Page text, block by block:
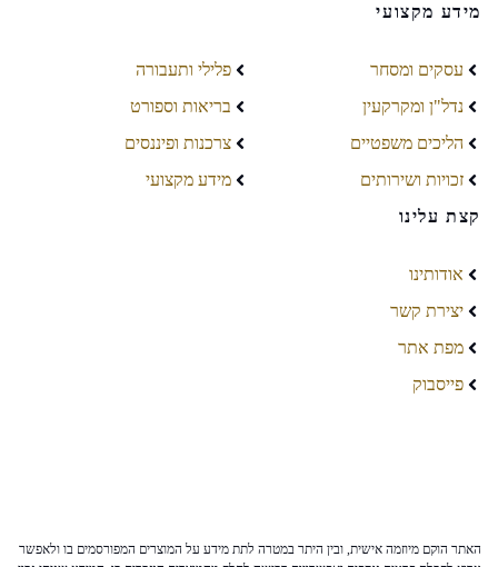
מידע מקצועי
עסקים ומסחר
נדל"ן ומקרקעין
הליכים משפטיים
זכויות ושירותים
פלילי ותעבורה
בריאות וספורט
צרכנות ופיננסים
מידע מקצועי
קצת עלינו
אודותינו
יצירת קשר
מפת אתר
פייסבוק
האתר הוקם מיוזמה אישית, ובין היתר במטרה לתת מידע על המוצרים המפורסמים בו ולאפשר